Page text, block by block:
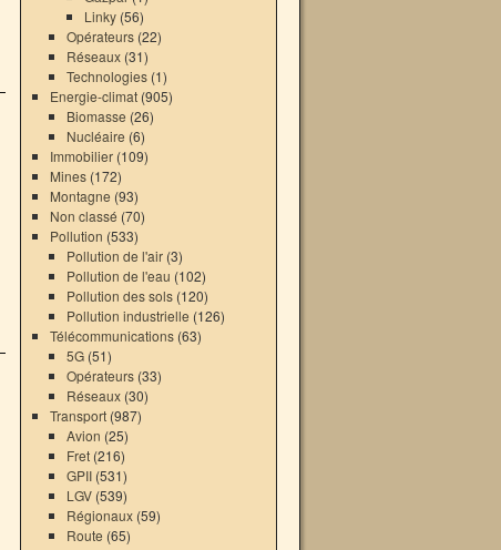
Linky(56)
Opérateurs (22)
Réseaux (31)
Technologies (1)
Energie-climat(905)
Biomasse (26)
Nucléaire (6)
Immobilier(109)
Mines(172)
Montagne (93)
Non classé (70)
Pollution (533)
Pollution de l'air (3)
Pollution de l'eau (102)
Pollution des sols (120)
Pollution industrielle (126)
Télécommunications(63)
5G (51)
Opérateurs (33)
Réseaux (30)
Transport(987)
Avion (25)
Fret (216)
GPII (531)
LGV (539)
Régionaux (59)
Route (65)